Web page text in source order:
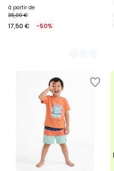
à partir de
35,00 €
17,50 € -50%